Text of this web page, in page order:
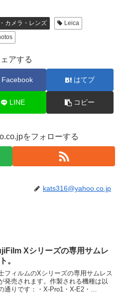
カメラ・レンズ
Leica
アする
Facebook はてブ
LINE コピー
をフォローする
kats316@yahoo.co.jp
Xシリーズの専用サムレ
。
フィルムのXシリーズの専用サムレス
発売されます。作製される機種は以
通りです：・X-Pro1・X-E2・